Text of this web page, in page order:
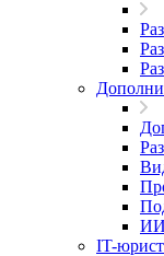
IT-юрист